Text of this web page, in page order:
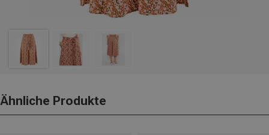
Ähnliche Produkte